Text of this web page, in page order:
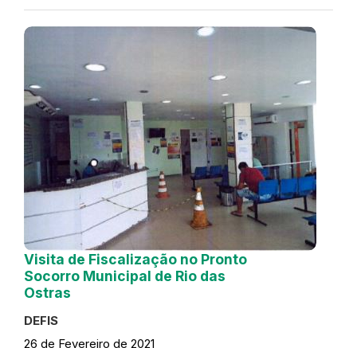
Visita de Fiscalização no Pronto
Socorro Municipal de Rio das
Ostras
DEFIS
26 de Fevereiro de 2021